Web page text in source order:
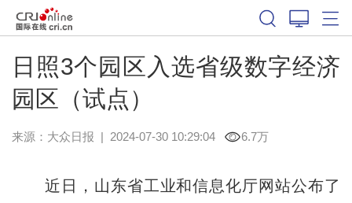
日照3个园区入选省级数字经济
园区（试点）
来源： 大众日报 | 2024-07-30 10:29:04 6.7万
近日，山东省工业和信息化厅网站公布了